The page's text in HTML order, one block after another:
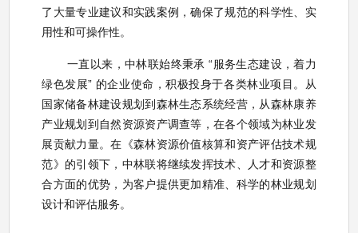
了大量专业建议和实践案例，确保了规范的科学性、实
用性和可操作性。
一直以来，中林联始终秉承 “服务生态建设，着力
绿色发展” 的企业使命，积极投身于各类林业项目。从
国家储备林建设规划到森林生态系统经营，从森林康养
产业规划到自然资源资产调查等，在各个领域为林业发
展贡献力量。在《森林资源价值核算和资产评估技术规
范》的引领下，中林联将继续发挥技术、人才和资源整
合方面的优势，为客户提供更加精准、科学的林业规划
设计和评估服务。